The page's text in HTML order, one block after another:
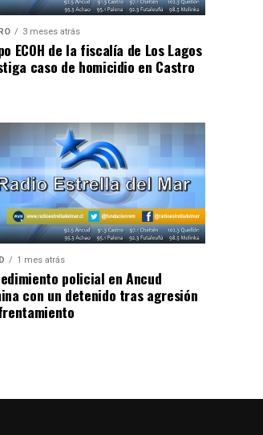
3 meses atrás
ECOH de la fiscalía de Los Lagos
caso de homicidio en Castro
1 mes atrás
policial en Ancud
con un detenido tras agresión